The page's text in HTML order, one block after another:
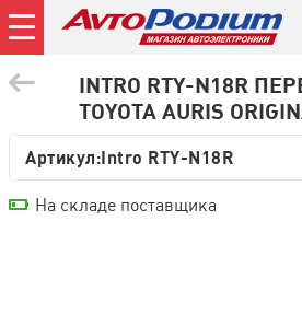
INTRO RTY-N18R
TOYOTA AURIS
Артикул:Intro RTY-N18R
На складе поставщика